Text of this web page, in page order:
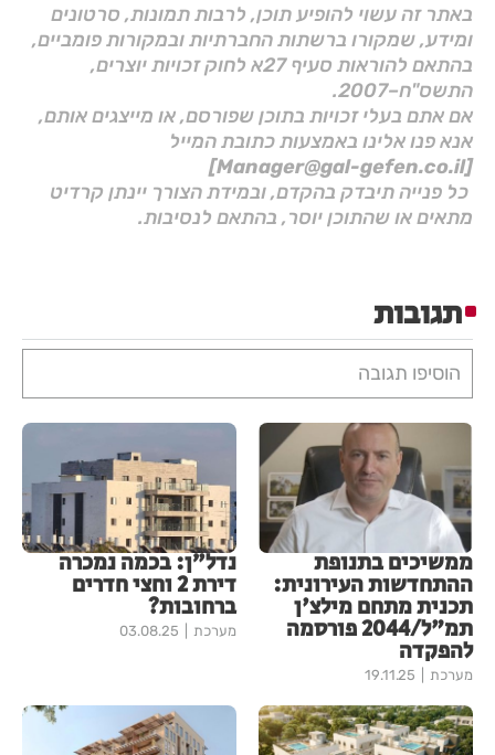
באתר זה עשוי להופיע תוכן, לרבות תמונות, סרטונים
ומידע, שמקורו ברשתות החברתיות ובמקורות פומביים,
בהתאם להוראות סעיף 27א לחוק זכויות יוצרים,
התשס"ח–2007.
אם אתם בעלי זכויות בתוכן שפורסם, או מייצגים אותם,
אנא פנו אלינו באמצעות כתובת המייל
[Manager@gal-gefen.co.il]
כל פנייה תיבדק בהקדם, ובמידת הצורך יינתן קרדיט
מתאים או שהתוכן יוסר, בהתאם לנסיבות.
תגובות
הוסיפו תגובה
ממשיכים בתנופת
ההתחדשות העירונית:
תכנית מתחם מילצ'ן
תמ"ל/2044 פורסמה
להפקדה
מערכת 19.11.25
נדל״ן: בכמה נמכרה
דירת 2 וחצי חדרים
ברחובות?
מערכת 03.08.25